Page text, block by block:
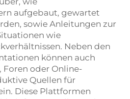
aufgebaut, gewartet
sowie Anleitungen zur
wie
Neben den
können auch
Foren oder Online-
Quellen für
Diese Plattformen